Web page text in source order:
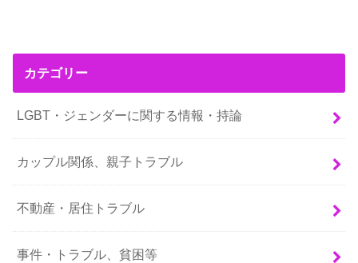
カテゴリー
LGBT・ジェンダーに関する情報・持論
カップル関係、親子トラブル
不動産・居住トラブル
事件・トラブル、貧困等